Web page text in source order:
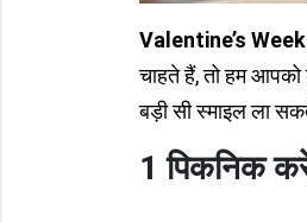
Valentine’s Week
चाहते हैं, तो हम
बड़ी सी स्माइल ला
1 पिकनिक